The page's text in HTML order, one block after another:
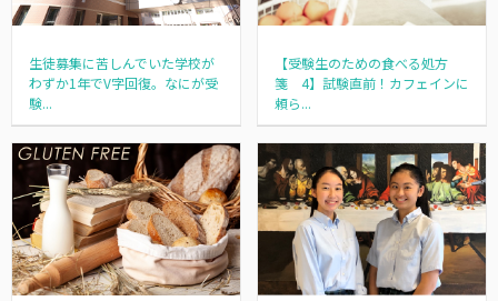
生徒募集に苦しんでいた学校が
わずか1年でV字回復。なにが受
験...
【受験生のための食べる処方
箋 4】試験直前！カフェインに
頼ら...